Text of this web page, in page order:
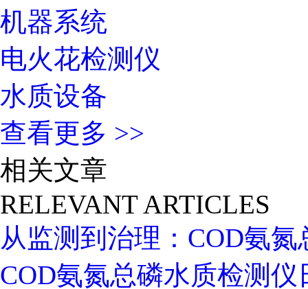
机器系统
电火花检测仪
水质设备
查看更多 >>
相关文章
RELEVANT ARTICLES
从监测到治理：COD氨
COD氨氮总磷水质检测